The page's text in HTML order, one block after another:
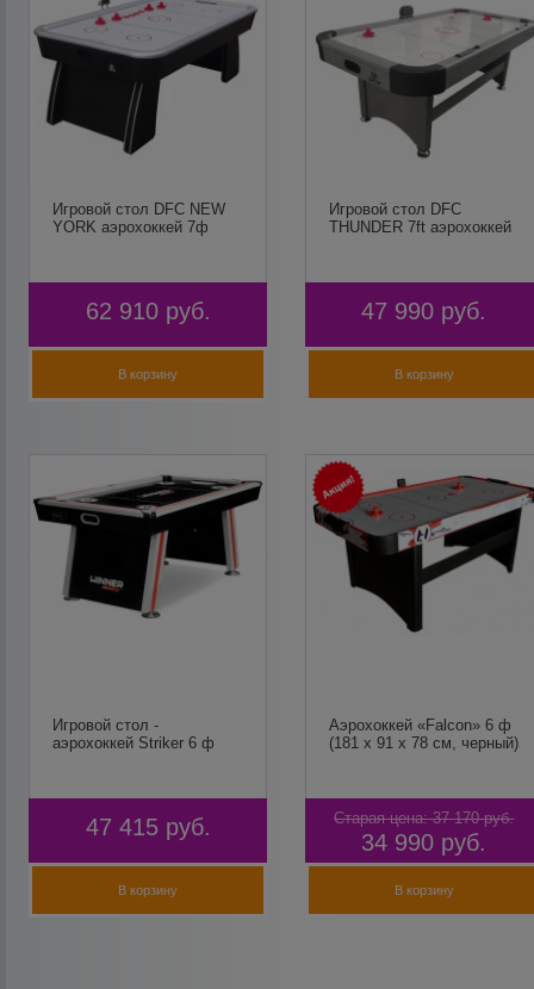
Игровой стол DFC NEW
YORK аэрохоккей 7ф
62 910 руб.
В корзину
Игровой стол DFC
THUNDER 7ft аэрохоккей
47 990 руб.
В корзину
Игровой стол -
аэрохоккей Striker 6 ф
47 415 руб.
В корзину
Аэрохоккей «Falcon» 6 ф
(181 х 91 х 78 см, черный)
Старая цена: 37 170 руб.
34 990 руб.
В корзину